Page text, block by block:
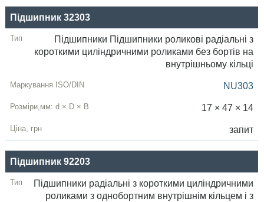
Підшипник 32303
Підшипники Підшипники роликові радіальні з
короткими циліндричними роликами без бортів на
внутрішньому кільці
NU303
17 × 47 × 14
запит
Підшипник 92203
Підшипники радіальні з короткими циліндричними
роликами з однобортним внутрішнім кільцем і з